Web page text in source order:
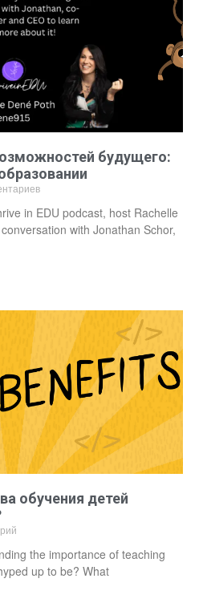
будущего:
in EDU podcast, host Rachelle
with Jonathan Schor,
обучения детей
the importance of teaching
up to be? What